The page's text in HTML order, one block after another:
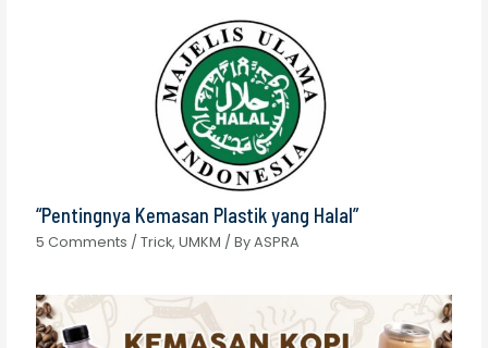
“Pentingnya Kemasan Plastik yang Halal”
5 Comments /Trick,UMKM / ByASPRA